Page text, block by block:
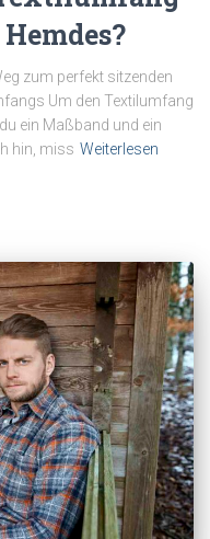
zum perfekt sitzenden
Um den Textilumfang
ein Maßband und ein
hin, miss Weiterlesen